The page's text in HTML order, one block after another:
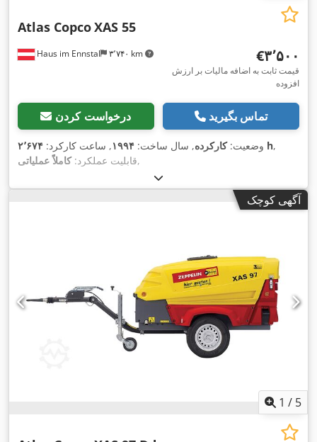
Haus im Ennstal ۳٬۷۴۰ km
Atlas CopcoXAS 55
‎€۳٬۵۰۰
قیمت ثابت به اضافه مالیات بر ارزش
افزوده
درخواست کردن تماس بگیرید
وضعیت:کارکرده, سال ساخت: ۱۹۹۴, ساعت کارکرد: ۲٬۶۷۴ h,
قابلیت عملکرد:کاملاً عملیاتی ,
آگهی کوچک
1 / 5